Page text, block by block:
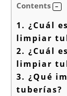
Contents
1. ¿Cuál
limpiar
2. ¿Cuál
limpiar
3. ¿Qué
tuberías?